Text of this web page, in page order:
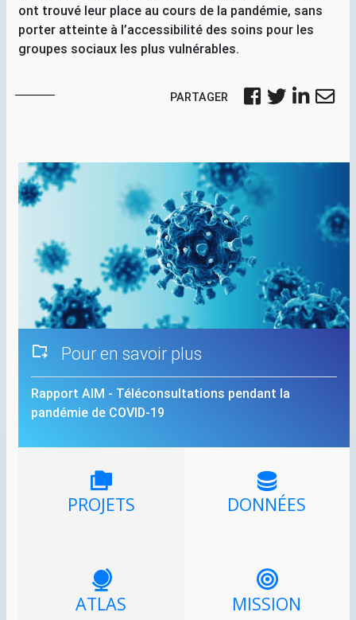
ont trouvé leur place au cours de la pandémie, sans
porter atteinte à l’accessibilité des soins pour les
groupes sociaux les plus vulnérables.
PARTAGER
Pour en savoir plus
Rapport AIM - Téléconsultations pendant la
pandémie de COVID-19
PROJETS DONNÉES
ATLAS MISSION